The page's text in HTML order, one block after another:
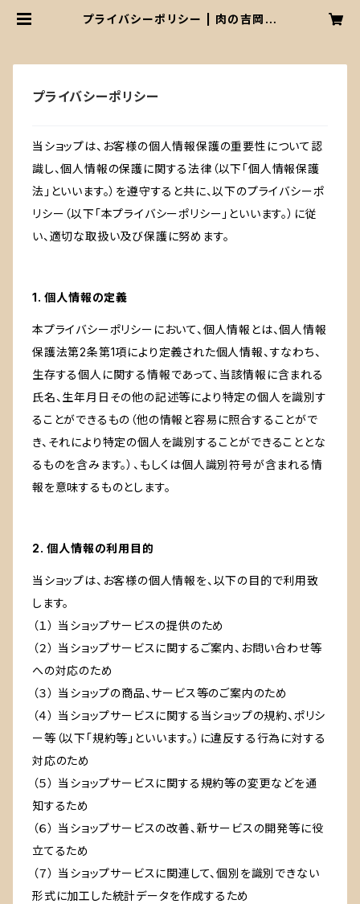
プライバシーポリシー | 肉の吉岡本
プライバシーポリシー
当ショップは、お客様の個人情報保護の重要性について認
識し、個人情報の保護に関する法律（以下「個人情報保護
法」といいます。）を遵守すると共に、以下のプライバシーポ
リシー（以下「本プライバシーポリシー」といいます。）に従
い、適切な取扱い及び保護に努めます。
1. 個人情報の定義
本プライバシーポリシーにおいて、個人情報とは、個人情報
保護法第2条第1項により定義された個人情報、すなわち、
生存する個人に関する情報であって、当該情報に含まれる
氏名、生年月日その他の記述等により特定の個人を識別す
ることができるもの（他の情報と容易に照合することがで
き、それにより特定の個人を識別することができることとな
るものを含みます。）、もしくは個人識別符号が含まれる情
報を意味するものとします。
2. 個人情報の利用目的
当ショップは、お客様の個人情報を、以下の目的で利用致
します。
（１） 当ショップサービスの提供のため
（２） 当ショップサービスに関するご案内、お問い合わせ等
への対応のため
（３） 当ショップの商品、サービス等のご案内のため
（４） 当ショップサービスに関する当ショップの規約、ポリシ
ー等（以下「規約等」といいます。）に違反する行為に対する
対応のため
（５） 当ショップサービスに関する規約等の変更などを通
知するため
（６） 当ショップサービスの改善、新サービスの開発等に役
立てるため
（７） 当ショップサービスに関連して、個別を識別できない
形式に加工した統計データを作成するため